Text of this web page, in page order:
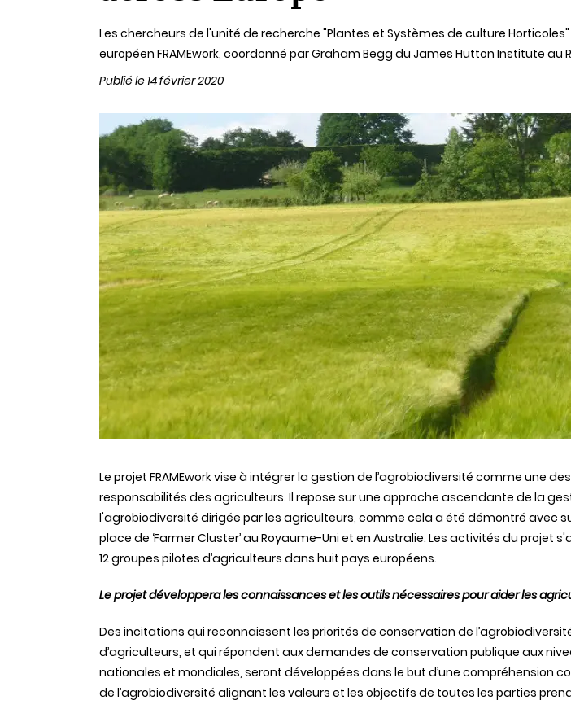
Les chercheurs de l'unité de recherche "Plantes et Systèmes de culture
européen FRAMEwork, coordonné par Graham Begg du James Hutton Institute
Publié le 14 février 2020
Le projet FRAMEwork vise à intégrer la gestion de l’agrobiodiversité comme une
responsabilités des agriculteurs. Il repose sur une approche ascendante de la
l'agrobiodiversité dirigée par les agriculteurs, comme cela a été démontré avec
place de ‘Farmer Cluster’ au Royaume-Uni et en Australie. Les activités du projet
12 groupes pilotes d’agriculteurs dans huit pays européens.
Le projet développera les connaissances et les outils nécessaires pour aider les
Des incitations qui reconnaissent les priorités de conservation de
d’agriculteurs, et qui répondent aux demandes de conservation publique aux
nationales et mondiales, seront développées dans le but d’une compréhension
de l’agrobiodiversité alignant les valeurs et les objectifs de toutes les parties